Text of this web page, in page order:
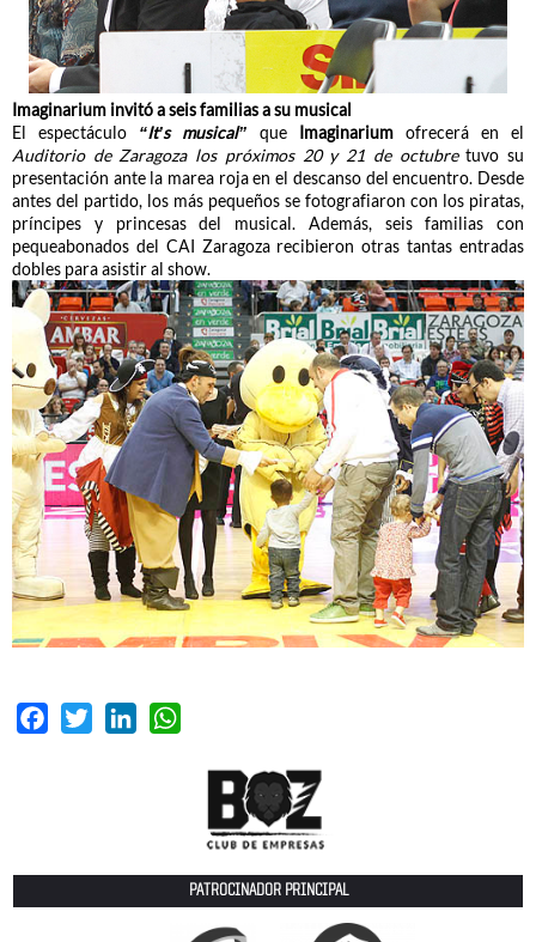
Imaginarium invitó a seis familias a su musical
El espectáculo “It’s musical” que Imaginariumofrecerá en el
Auditorio de Zaragoza los próximos 20 y 21 de octubretuvo su
presentación ante la marea roja en el descanso del encuentro. Desde
antes del partido, los más pequeños se fotografiaron con los piratas,
príncipes y princesas del musical. Además, seis familias con
pequeabonados del CAI Zaragoza recibieron otras tantas entradas
dobles para asistir al show.
Facebook
Twitter LinkedIn
PATROCINADOR PRINCIPAL